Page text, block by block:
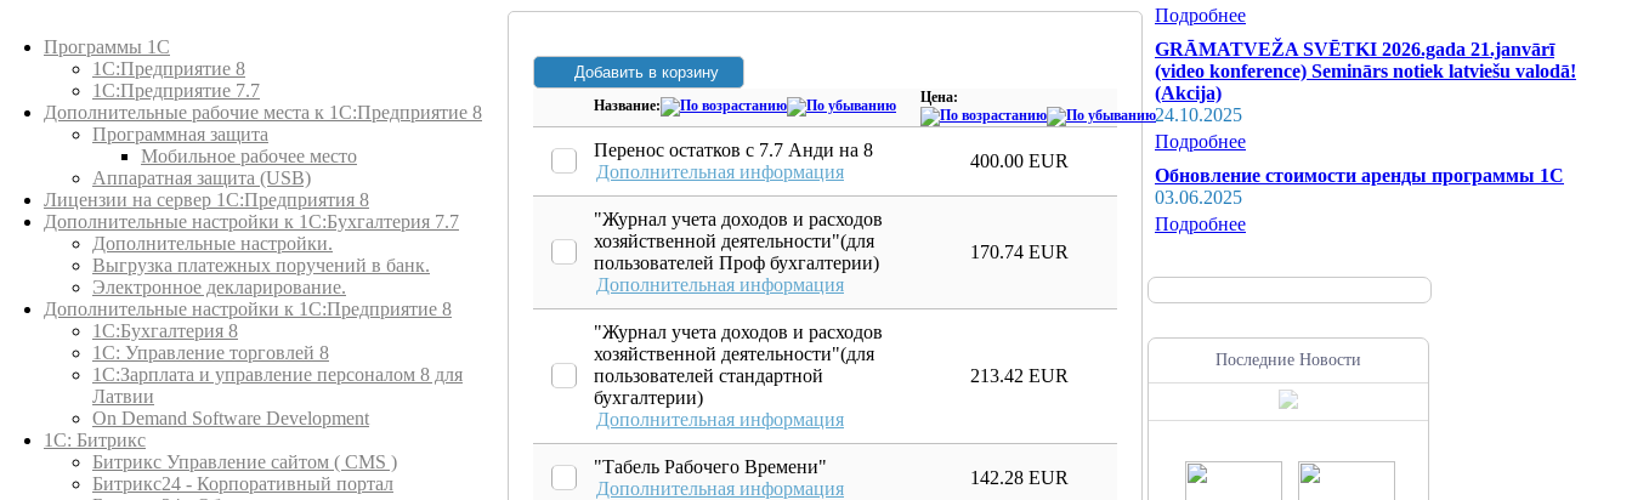
Программы 1С
1С:Предприятие 8
1С:Предприятие 7.7
Дополнительные рабочие места к 1С:Предприятие 8
Программная защита
Мобильное рабочее место
Аппаратная защита (USB)
Лицензии на сервер 1С:Предприятия 8
Дополнительные настройки к 1С:Бухгалтерия 7.7
Дополнительные настройки.
Выгрузка платежных поручений в банк.
Электронное декларирование.
Дополнительные настройки к 1С:Предприятие 8
1С:Бухгалтерия 8
1C: Управление торговлей 8
1С:Зарплата и управление персоналом 8 для
Латвии
On Demand Software Development
1С: Битрикс
Битрикс Управление сайтом ( CMS )
Битрикс24 - Корпоративный портал
Название: Цена:
Перенос остатков с 7.7 Анди на 8
Дополнительная информация
400.00 EUR
"Журнал учета доходов и расходов
хозяйственной деятельности"(для
пользователей Проф бухгалтерии)
Дополнительная информация
170.74 EUR
"Журнал учета доходов и расходов
хозяйственной деятельности"(для
пользователей стандартной
бухгалтерии)
Дополнительная информация
213.42 EUR
"Табель Рабочего Времени"
Дополнительная информация
142.28 EUR
Подробнее
GRĀMATVEŽA SVĒTKI 2026.gada 21.janvārī
(video konference) Seminārs notiek latviešu valodā!
(Akcija)
24.10.2025
Подробнее
Обновление стоимости аренды программы 1С
03.06.2025
Подробнее
Последние Новости